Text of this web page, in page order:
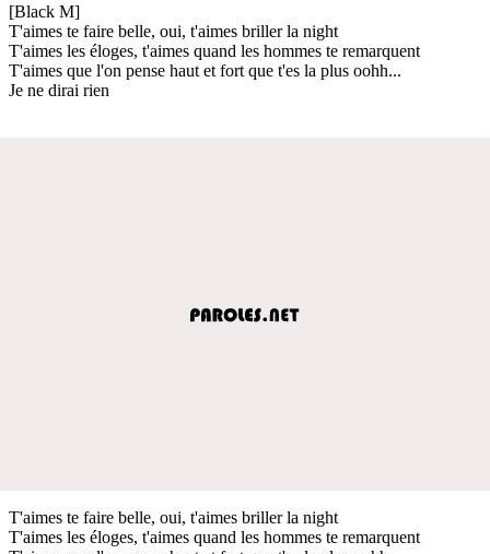
[Black M]
T'aimes te faire belle, oui, t'aimes briller la night
T'aimes les éloges, t'aimes quand les hommes te remarquent
T'aimes que l'on pense haut et fort que t'es la plus oohh...
Je ne dirai rien
T'aimes te faire belle, oui, t'aimes briller la night
T'aimes les éloges, t'aimes quand les hommes te remarquent